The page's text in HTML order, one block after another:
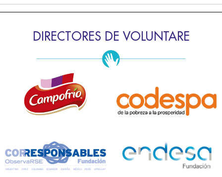
DIRECTORES DE VOLUNTARE